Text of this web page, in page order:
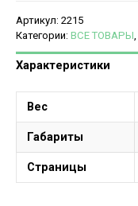
Артикул: 2215
Категории: ВСЕ ТОВАРЫ
Характеристики
Вес
Габариты
Страницы